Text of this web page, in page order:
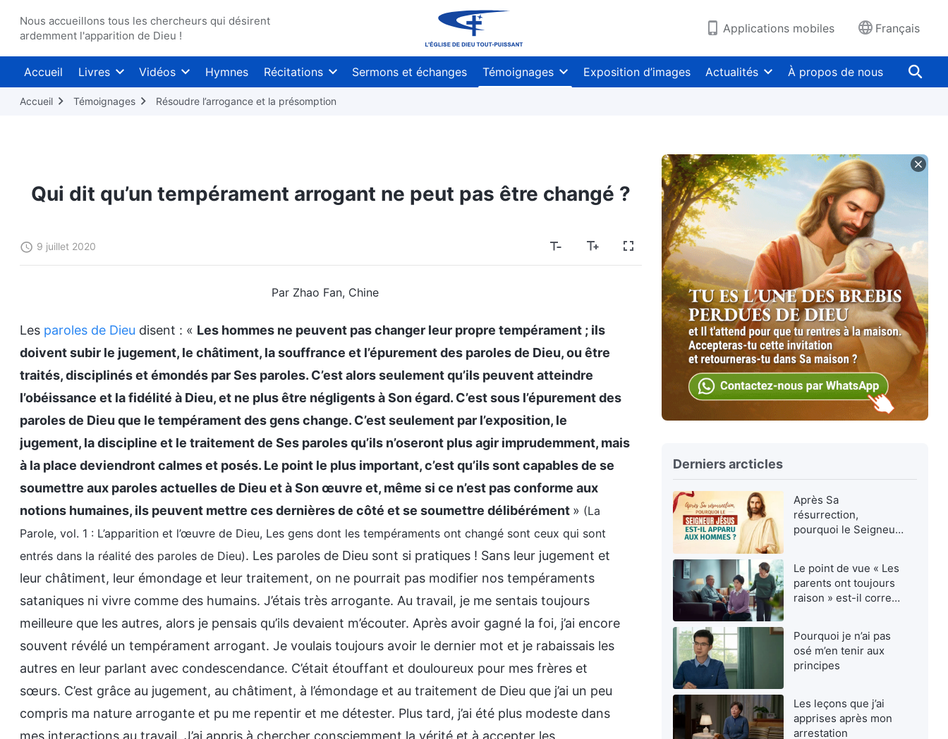
Nous accueillons tous les chercheurs qui désirent
ardemment l'apparition de Dieu !
Applications mobiles Français
Accueil Livres Vidéos Hymnes Récitations Sermons et échanges Témoignages Exposition d’images Actualités À propos de nous
Accueil Témoignages Résoudre l’arrogance et la présomption
Qui dit qu’un tempérament arrogant ne peut pas être changé ?
9 juillet 2020
Par Zhao Fan, Chine
Les paroles de Dieu disent : « Les hommes ne peuvent pas changer leur propre tempérament ; ils
doivent subir le jugement, le châtiment, la souffrance et l’épurement des paroles de Dieu, ou être
traités, disciplinés et émondés par Ses paroles. C’est alors seulement qu’ils peuvent atteindre
l’obéissance et la fidélité à Dieu, et ne plus être négligents à Son égard. C’est sous l’épurement des
paroles de Dieu que le tempérament des gens change. C’est seulement par l’exposition, le
jugement, la discipline et le traitement de Ses paroles qu’ils n’oseront plus agir imprudemment, mais
à la place deviendront calmes et posés. Le point le plus important, c’est qu’ils sont capables de se
soumettre aux paroles actuelles de Dieu et à Son œuvre et, même si ce n’est pas conforme aux
notions humaines, ils peuvent mettre ces dernières de côté et se soumettre délibérément » (La
Parole, vol. 1 : L’apparition et l’œuvre de Dieu, Les gens dont les tempéraments ont changé sont ceux qui sont
entrés dans la réalité des paroles de Dieu). Les paroles de Dieu sont si pratiques ! Sans leur jugement et
leur châtiment, leur émondage et leur traitement, on ne pourrait pas modifier nos tempéraments
sataniques ni vivre comme des humains. J’étais très arrogante. Au travail, je me sentais toujours
meilleure que les autres, alors je pensais qu’ils devaient m’écouter. Après avoir gagné la foi, j’ai encore
souvent révélé un tempérament arrogant. Je voulais toujours avoir le dernier mot et je rabaissais les
autres en leur parlant avec condescendance. C’était étouffant et douloureux pour mes frères et
sœurs. C’est grâce au jugement, au châtiment, à l’émondage et au traitement de Dieu que j’ai un peu
compris ma nature arrogante et pu me repentir et me détester. Plus tard, j’ai été plus modeste dans
mes interactions au travail. J’ai appris à chercher consciemment la vérité et à accepter les
Derniers arcticles
Après Sa
résurrection,
pourquoi le Seigneur
Le point de vue « Les
parents ont toujours
raison » est-il correct
Pourquoi je n’ai pas
osé m’en tenir aux
principes
Les leçons que j’ai
apprises après mon
arrestation